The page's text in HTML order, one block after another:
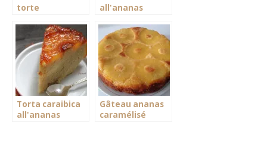
torte
ultra umide
all'ananas
Torta caraibica
all'ananas
Gâteau ananas
caramélisé